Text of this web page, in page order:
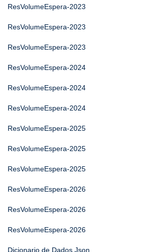
ResVolumeEspera-2023
ResVolumeEspera-2023
ResVolumeEspera-2023
ResVolumeEspera-2024
ResVolumeEspera-2024
ResVolumeEspera-2024
ResVolumeEspera-2025
ResVolumeEspera-2025
ResVolumeEspera-2025
ResVolumeEspera-2026
ResVolumeEspera-2026
ResVolumeEspera-2026
Dicionario de Dados Json